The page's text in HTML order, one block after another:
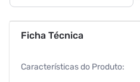
Ficha Técnica
Características do Produto: